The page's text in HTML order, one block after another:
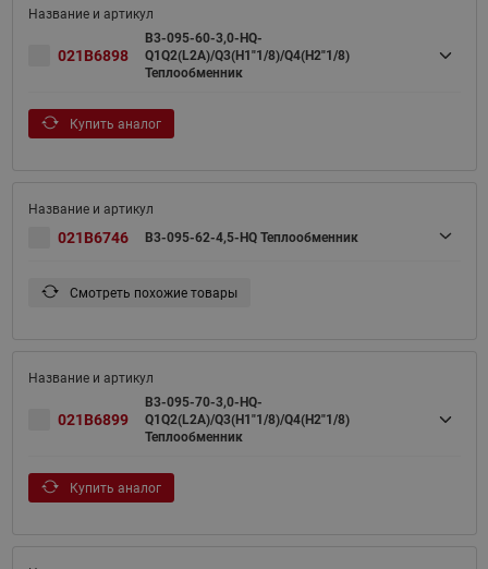
021B6898
B3-095-60-3,0-HQ-
Q1Q2(L2A)/Q3(H1"1/8)/Q4(H2"1/8)
Теплообменник
Купить аналог
021B6746 B3-095-62-4,5-HQ Теплообменник
Смотреть похожие товары
021B6899
B3-095-70-3,0-HQ-
Q1Q2(L2A)/Q3(H1"1/8)/Q4(H2"1/8)
Теплообменник
Купить аналог